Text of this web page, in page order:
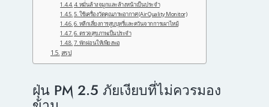
4. หมั่นล้างจมูกและล้างหน้าเป็นประจำ
5. ใช้เครื่องวัดคุณภาพอากาศ (Air Quality Monitor)
6. หลีกเลี่ยงการสูบบุหรี่และควันจากการเผาไหม้
6. ตรวจสุขภาพเป็นประจำ
7. พักผ่อนให้เพียงพอ
สรุป
ฝุ่น PM 2.5 ภัยเงียบที่ไม่ควรมอง